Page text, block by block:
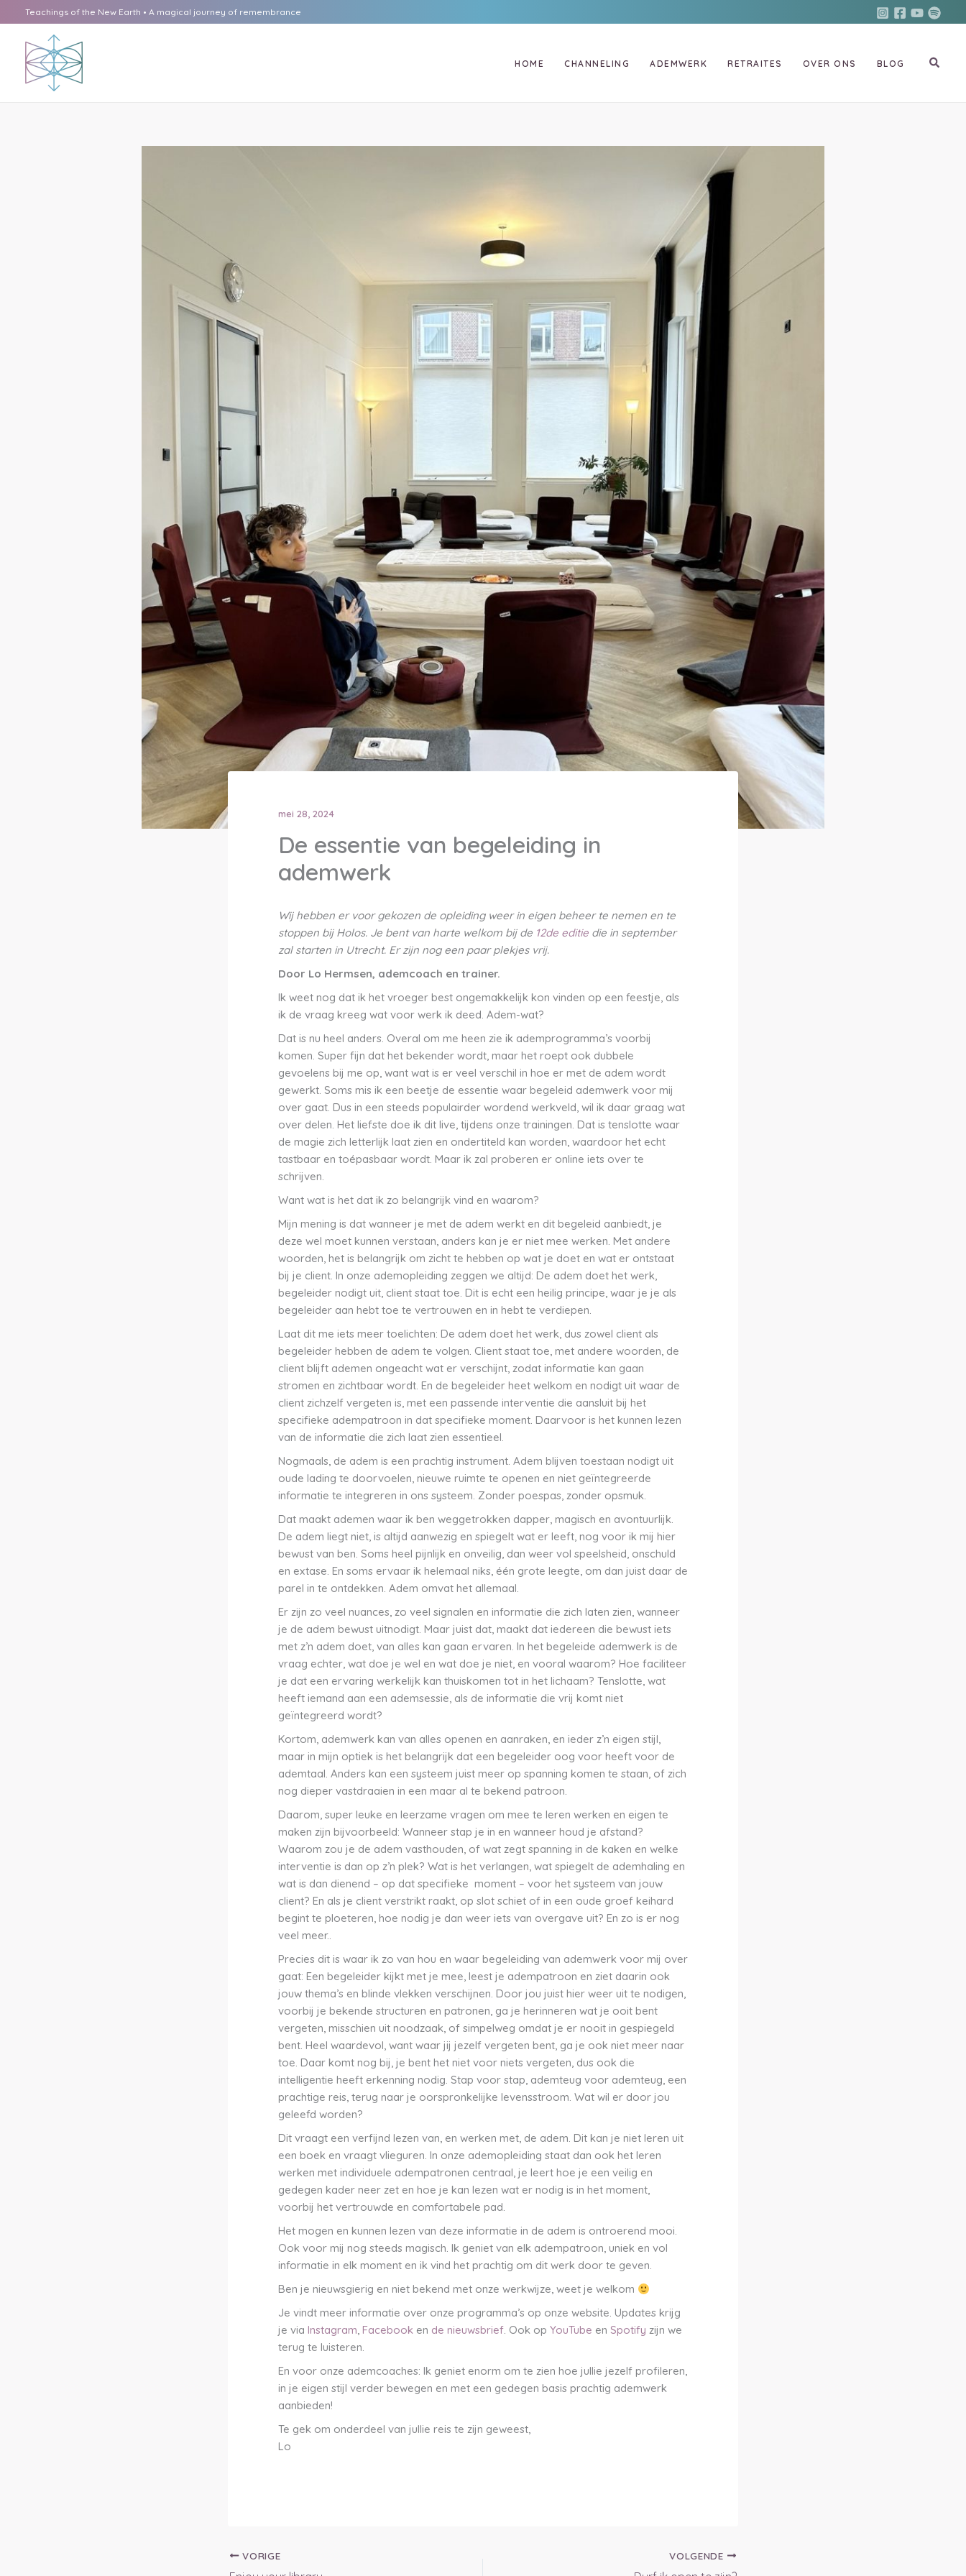
naar
inhoud
Teachings of the New Earth • A magical journey of remembrance
HOME CHANNELING ADEMWERK RETRAITES OVER ONS BLOG
mei 28, 2024
De essentie van begeleiding in
ademwerk
Wij hebben er voor gekozen de opleiding weer in eigen beheer te nemen en te
stoppen bij Holos. Je bent van harte welkom bij de 12de editie die in september
zal starten in Utrecht. Er zijn nog een paar plekjes vrij.
Door Lo Hermsen, ademcoach en trainer.
Ik weet nog dat ik het vroeger best ongemakkelijk kon vinden op een feestje, als
ik de vraag kreeg wat voor werk ik deed. Adem-wat?
Dat is nu heel anders. Overal om me heen zie ik ademprogramma’s voorbij
komen. Super fijn dat het bekender wordt, maar het roept ook dubbele
gevoelens bij me op, want wat is er veel verschil in hoe er met de adem wordt
gewerkt. Soms mis ik een beetje de essentie waar begeleid ademwerk voor mij
over gaat. Dus in een steeds populairder wordend werkveld, wil ik daar graag wat
over delen. Het liefste doe ik dit live, tijdens onze trainingen. Dat is tenslotte waar
de magie zich letterlijk laat zien en ondertiteld kan worden, waardoor het echt
tastbaar en toépasbaar wordt. Maar ik zal proberen er online iets over te
schrijven.
Want wat is het dat ik zo belangrijk vind en waarom?
Mijn mening is dat wanneer je met de adem werkt en dit begeleid aanbiedt, je
deze wel moet kunnen verstaan, anders kan je er niet mee werken. Met andere
woorden, het is belangrijk om zicht te hebben op wat je doet en wat er ontstaat
bij je client. In onze ademopleiding zeggen we altijd: De adem doet het werk,
begeleider nodigt uit, client staat toe. Dit is echt een heilig principe, waar je je als
begeleider aan hebt toe te vertrouwen en in hebt te verdiepen.
Laat dit me iets meer toelichten: De adem doet het werk, dus zowel client als
begeleider hebben de adem te volgen. Client staat toe, met andere woorden, de
client blijft ademen ongeacht wat er verschijnt, zodat informatie kan gaan
stromen en zichtbaar wordt. En de begeleider heet welkom en nodigt uit waar de
client zichzelf vergeten is, met een passende interventie die aansluit bij het
specifieke adempatroon in dat specifieke moment. Daarvoor is het kunnen lezen
van de informatie die zich laat zien essentieel.
Nogmaals, de adem is een prachtig instrument. Adem blijven toestaan nodigt uit
oude lading te doorvoelen, nieuwe ruimte te openen en niet geïntegreerde
informatie te integreren in ons systeem. Zonder poespas, zonder opsmuk.
Dat maakt ademen waar ik ben weggetrokken dapper, magisch en avontuurlijk.
De adem liegt niet, is altijd aanwezig en spiegelt wat er leeft, nog voor ik mij hier
bewust van ben. Soms heel pijnlijk en onveilig, dan weer vol speelsheid, onschuld
en extase. En soms ervaar ik helemaal niks, één grote leegte, om dan juist daar de
parel in te ontdekken. Adem omvat het allemaal.
Er zijn zo veel nuances, zo veel signalen en informatie die zich laten zien, wanneer
je de adem bewust uitnodigt. Maar juist dat, maakt dat iedereen die bewust iets
met z’n adem doet, van alles kan gaan ervaren. In het begeleide ademwerk is de
vraag echter, wat doe je wel en wat doe je niet, en vooral waarom? Hoe faciliteer
je dat een ervaring werkelijk kan thuiskomen tot in het lichaam? Tenslotte, wat
heeft iemand aan een ademsessie, als de informatie die vrij komt niet
geïntegreerd wordt?
Kortom, ademwerk kan van alles openen en aanraken, en ieder z’n eigen stijl,
maar in mijn optiek is het belangrijk dat een begeleider oog voor heeft voor de
ademtaal. Anders kan een systeem juist meer op spanning komen te staan, of zich
nog dieper vastdraaien in een maar al te bekend patroon.
Daarom, super leuke en leerzame vragen om mee te leren werken en eigen te
maken zijn bijvoorbeeld: Wanneer stap je in en wanneer houd je afstand?
Waarom zou je de adem vasthouden, of wat zegt spanning in de kaken en welke
interventie is dan op z’n plek? Wat is het verlangen, wat spiegelt de ademhaling en
wat is dan dienend – op dat specifieke moment – voor het systeem van jouw
client? En als je client verstrikt raakt, op slot schiet of in een oude groef keihard
begint te ploeteren, hoe nodig je dan weer iets van overgave uit? En zo is er nog
veel meer..
Precies dit is waar ik zo van hou en waar begeleiding van ademwerk voor mij over
gaat: Een begeleider kijkt met je mee, leest je adempatroon en ziet daarin ook
jouw thema’s en blinde vlekken verschijnen. Door jou juist hier weer uit te nodigen,
voorbij je bekende structuren en patronen, ga je herinneren wat je ooit bent
vergeten, misschien uit noodzaak, of simpelweg omdat je er nooit in gespiegeld
bent. Heel waardevol, want waar jij jezelf vergeten bent, ga je ook niet meer naar
toe. Daar komt nog bij, je bent het niet voor niets vergeten, dus ook die
intelligentie heeft erkenning nodig. Stap voor stap, ademteug voor ademteug, een
prachtige reis, terug naar je oorspronkelijke levensstroom. Wat wil er door jou
geleefd worden?
Dit vraagt een verfijnd lezen van, en werken met, de adem. Dit kan je niet leren uit
een boek en vraagt vlieguren. In onze ademopleiding staat dan ook het leren
werken met individuele adempatronen centraal, je leert hoe je een veilig en
gedegen kader neer zet en hoe je kan lezen wat er nodig is in het moment,
voorbij het vertrouwde en comfortabele pad.
Het mogen en kunnen lezen van deze informatie in de adem is ontroerend mooi.
Ook voor mij nog steeds magisch. Ik geniet van elk adempatroon, uniek en vol
informatie in elk moment en ik vind het prachtig om dit werk door te geven.
Ben je nieuwsgierig en niet bekend met onze werkwijze, weet je welkom
Je vindt meer informatie over onze programma’s op onze website. Updates krijg
je via Instagram, Facebook en de nieuwsbrief. Ook op YouTube en Spotify zijn we
terug te luisteren.
En voor onze ademcoaches: Ik geniet enorm om te zien hoe jullie jezelf profileren,
in je eigen stijl verder bewegen en met een gedegen basis prachtig ademwerk
aanbieden!
Te gek om onderdeel van jullie reis te zijn geweest,
Lo
VORIGE VOLGENDE